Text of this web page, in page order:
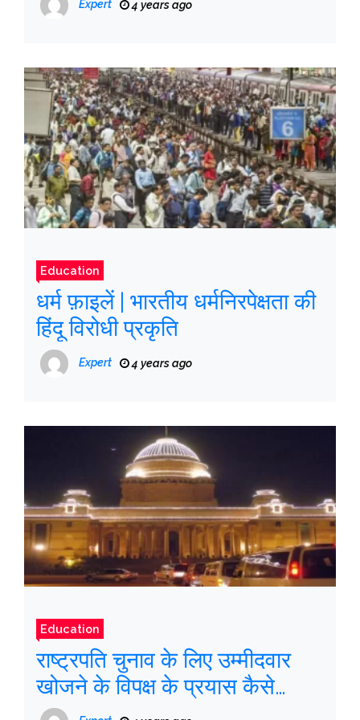
उनसे संपर्क करने को कहा
Expert 4 years ago
Education
धर्म फ़ाइलें | भारतीय धर्मनिरपेक्षता की
हिंदू विरोधी प्रकृति
Expert 4 years ago
Education
राष्ट्रपति चुनाव के लिए उम्मीदवार
खोजने के विपक्ष के प्रयास कैसे
असफल रहे हैं